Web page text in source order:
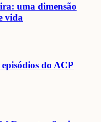
uma dimensão
vida
do ACP